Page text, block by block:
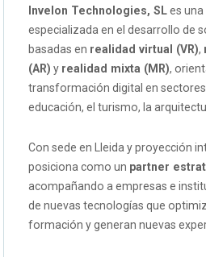
Invelon Technologies, SLes
especializada en el desarrollo de
basadas en realidad virtual (VR),
(AR) y realidad mixta (MR),
transformación digital en
educación, el turismo, la
Con sede en Lleida y proyección
posiciona como un partner
acompañando a empresas e
de nuevas tecnologías que
formación y generan nuevas